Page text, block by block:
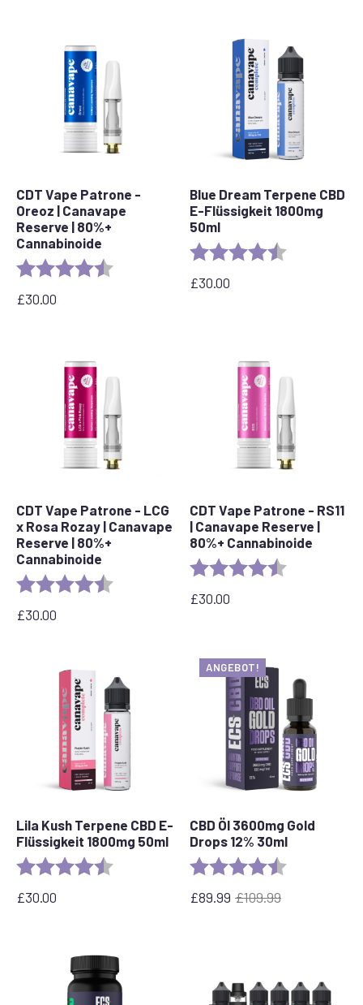
CDT Vape Patrone -
Oreoz | Canavape
Reserve | 80%+
Cannabinoide
Bewertung: 4,4 von 5 Sternen
£30.00
Blue Dream Terpene CBD
E-Flüssigkeit 1800mg
50ml
Bewertung:
£30.00
CDT Vape Patrone - LCG
x Rosa Rozay | Canavape
Reserve | 80%+
Cannabinoide
Bewertung: 4,6 von 5 Sternen
£30.00
CDT Vape Patrone - RS11
| Canavape Reserve |
80%+ Cannabinoide
Bewertung:
£30.00
Lila Kush Terpene CBD E-
Flüssigkeit 1800mg 50ml
Bewertung: 4,6 von 5 Sternen
£30.00
ANGEBOT!
CBD Öl 3600mg Gold
Drops 12% 30ml
Bewertung:
£109.99
Ursprünglicher
£89.99
Aktueller